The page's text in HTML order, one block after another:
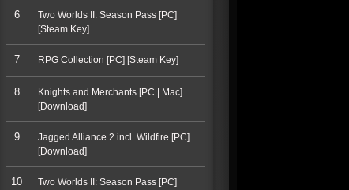
6
Two Worlds II: Season Pass [PC]
[Steam Key]
7 RPG Collection [PC] [Steam Key]
8
Knights and Merchants [PC | Mac]
[Download]
9
Jagged Alliance 2 incl. Wildfire [PC]
[Download]
10
Two Worlds II: Season Pass [PC]